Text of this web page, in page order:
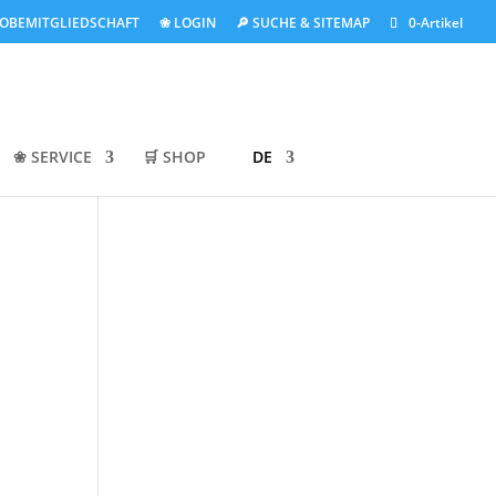
❀ LOGIN 🔎 SUCHE & SITEMAP 0-Artikel
❀ SERVICE 🛒 SHOP DE